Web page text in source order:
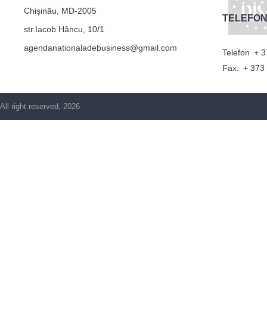
Chișinău, MD-2005
str.Iacob Hâncu, 10/1
agendanationaladebusiness@gmail.com
Telefon +
Fax: + 373
All right reserved, 2026